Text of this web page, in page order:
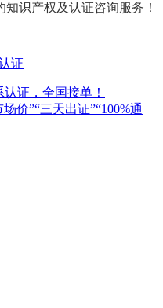
识产权及认证咨询服务！
证
证，全国接单！
价”“三天出证”“100%通